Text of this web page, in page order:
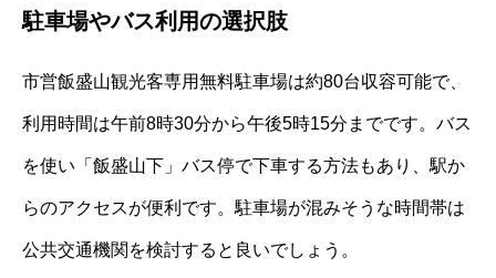
駐車場やバス利用の選択肢
市営飯盛山観光客専用無料駐車場は約80台収容可能で、
利用時間は午前8時30分から午後5時15分までです。バス
を使い「飯盛山下」バス停で下車する方法もあり、駅か
らのアクセスが便利です。駐車場が混みそうな時間帯は
公共交通機関を検討すると良いでしょう。